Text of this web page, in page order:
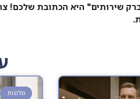
שירותים" היא הכתובת שלכם!
מלונות